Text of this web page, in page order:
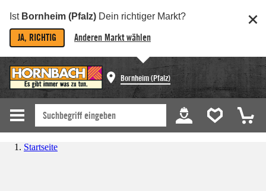
Ist Bornheim (Pfalz) Dein richtiger Markt?
JA, RICHTIG Anderen Markt wählen
Bornheim (Pfalz)
Startseite